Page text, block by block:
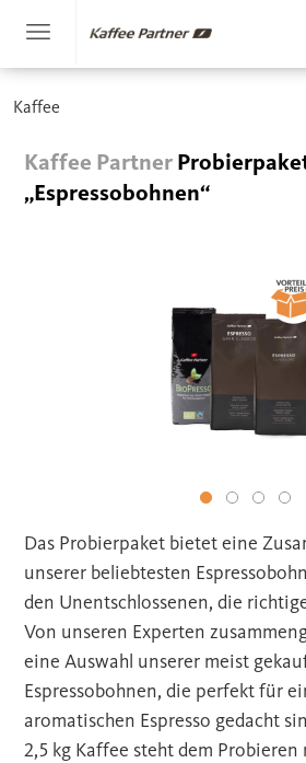
Kaffee
Kaffee Partner
„Espressobohnen“
Das Probierpaket bietet eine
unserer beliebtesten
den Unentschlossenen, die
Von unseren Experten
eine Auswahl unserer meist
Espressobohnen, die perfekt für
aromatischen Espresso gedacht
2,5 kg Kaffee steht dem Probieren